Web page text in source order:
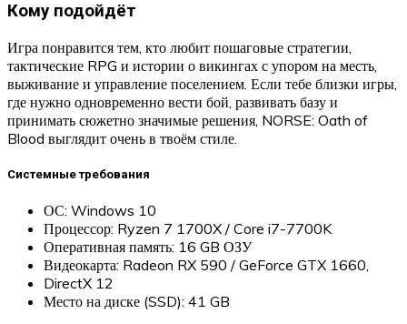
Кому подойдёт
Игра понравится тем, кто любит пошаговые стратегии,
тактические RPG и истории о викингах с упором на месть,
выживание и управление поселением. Если тебе близки игры,
где нужно одновременно вести бой, развивать базу и
принимать сюжетно значимые решения, NORSE: Oath of
Blood выглядит очень в твоём стиле.
Системные требования
ОС: Windows 10
Процессор: Ryzen 7 1700X / Core i7-7700K
Оперативная память: 16 GB ОЗУ
Видеокарта: Radeon RX 590 / GeForce GTX 1660,
DirectX 12
Место на диске (SSD): 41 GB